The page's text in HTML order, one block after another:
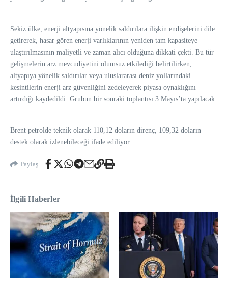
Sekiz ülke, enerji altyapısına yönelik saldırılara ilişkin endişelerini dile
getirerek, hasar gören enerji varlıklarının yeniden tam kapasiteye
ulaştırılmasının maliyetli ve zaman alıcı olduğuna dikkati çekti. Bu tür
gelişmelerin arz mevcudiyetini olumsuz etkilediği belirtilirken,
altyapıya yönelik saldırılar veya uluslararası deniz yollarındaki
kesintilerin enerji arz güvenliğini zedeleyerek piyasa oynaklığını
artırdığı kaydedildi. Grubun bir sonraki toplantısı 3 Mayıs’ta yapılacak.
Brent petrolde teknik olarak 110,12 doların direnç, 109,32 doların
destek olarak izlenebileceği ifade ediliyor.
Paylaş
İlgili Haberler